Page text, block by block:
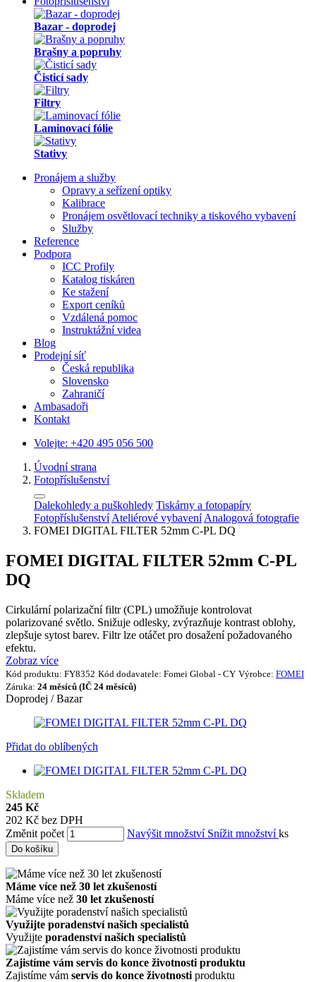
Bazar - doprodej
Brašny a popruhy
Čisticí sady
Filtry
Laminovací fólie
Stativy
Pronájem a služby
Opravy a seřízení optiky
Kalibrace
Pronájem osvětlovací techniky a tiskového vybavení
Služby
Reference
Podpora
ICC Profily
Katalog tiskáren
Ke stažení
Export ceníků
Vzdálená pomoc
Instruktážní videa
Blog
Prodejní síť
Česká republika
Slovensko
Zahraničí
Ambasadoři
Kontakt
Volejte: +420 495 056 500
Úvodní strana
Fotopříslušenství
Dalekohledy a puškohledy Tiskárny a fotopapíry
Fotopříslušenství Ateliérové vybavení Analogová fotografie
FOMEI DIGITAL FILTER 52mm C-PL DQ
FOMEI DIGITAL FILTER 52mm C-PL
DQ
Cirkulární polarizační filtr (CPL) umožňuje kontrolovat
polarizované světlo. Snižuje odlesky, zvýrazňuje kontrast oblohy,
zlepšuje sytost barev. Filtr lze otáčet pro dosažení požadovaného
efektu.
Zobraz více
Kód produktu: FY8352 Kód dodavatele: Fomei Global - CY Výrobce: FOMEI
Záruka: 24 měsíců (IČ 24 měsíců)
Doprodej / Bazar
Přidat do oblíbených
Skladem
245 Kč
202 Kč bez DPH
Změnit počet
Navýšit množství Snížit množstvíks
Do košíku
Máme více než 30 let zkušeností
Máme více než 30 let zkušeností
Využijte poradenství našich specialistů
Využijte poradenství našich specialistů
Zajistíme vám servis do konce životnosti produktu
Zajistíme vám servis do konce životnosti produktu